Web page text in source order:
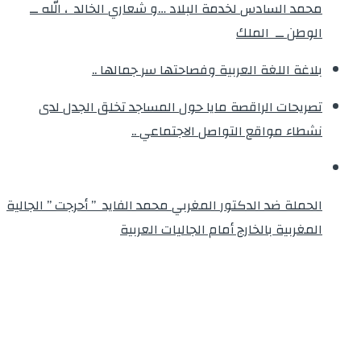
محمد السادس لخدمة البلاد …و شعاري الخالد ، الله ــ
الوطن ــ الملك
بلاغة اللغة العربية وفصاحتها سر جمالها ..
تصريحات الراقصة مايا حول المساجد تخلق الجدل لدى
نشطاء مواقع التواصل الاجتماعي ..
الحملة ضد الدكتور المغربي محمد الفايد ” أحرجت ” الجالية
المغربية بالخارج أمام الجاليات العربية